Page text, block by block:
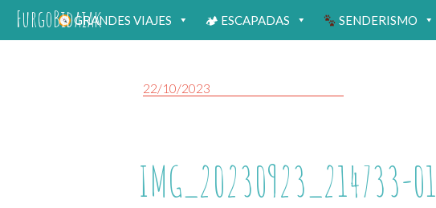
FurgoBidaiakGRANDES VIAJES 🏕 ESCAPADAS SENDERISMO
22/10/2023
IMG_20230923_214733-01